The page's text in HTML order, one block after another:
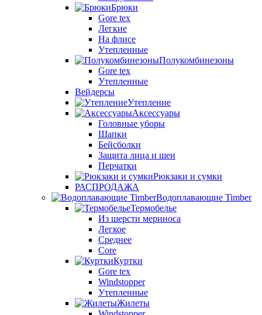
Брюки
Gore tex
Легкие
На флисе
Утепленные
Полукомбинезоны
Gore tex
Утепленные
Вейдерсы
Утепление
Аксессуары
Головные уборы
Шапки
Бейсболки
Защита лица и шеи
Перчатки
Рюкзаки и сумки
РАСПРОДАЖА
Водоплавающие Timber
Термобелье
Из шерсти мериноса
Легкое
Среднее
Core
Куртки
Gore tex
Windstopper
Утепленные
Жилеты